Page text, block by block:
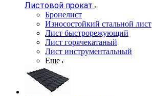
Листовой прокат
Бронелист
Износостойкий стальной лист
Лист быстрорежующий
Лист горячекатаный
Лист инструментальный
Еще